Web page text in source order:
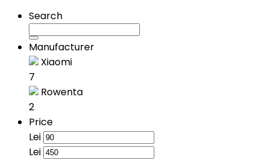
Search
Manufacturer
Xiaomi
7
Rowenta
2
Price
Lei
Lei